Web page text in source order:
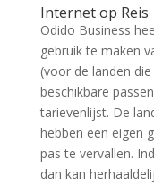
Internet op Reis
Odido Business
gebruik te maken
(voor de landen
beschikbare
tarievenlijst. De
hebben een eigen
pas te vervallen.
dan kan